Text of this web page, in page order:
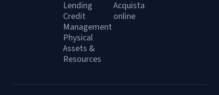
Lending
Credit
Management
Physical
Assets &
Resources
Acquista
online